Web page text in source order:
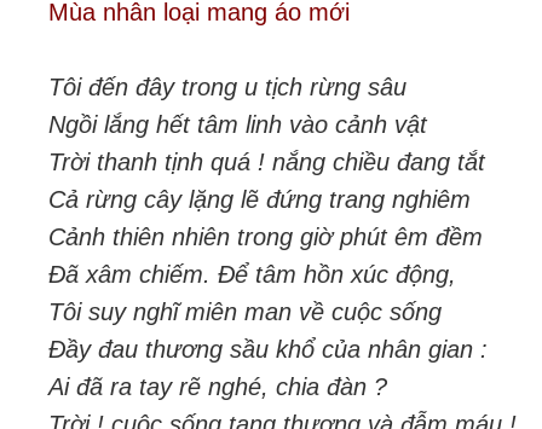
Mùa nhân loại mang áo mới
Tôi đến đây trong u tịch rừng sâu
Ngồi lắng hết tâm linh vào cảnh vật
Trời thanh tịnh quá ! nắng chiều đang tắt
Cả rừng cây lặng lẽ đứng trang nghiêm
Cảnh thiên nhiên trong giờ phút êm đềm
Đã xâm chiếm. Để tâm hồn xúc động,
Tôi suy nghĩ miên man về cuộc sống
Đầy đau thương sầu khổ của nhân gian :
Ai đã ra tay rẽ nghé, chia đàn ?